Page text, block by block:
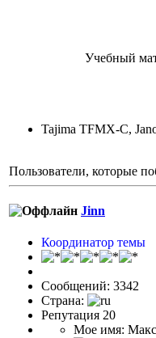
Учебный
Tajima TFMX-C,
Пользователи, которые
Jinn
Координатор темы
Сообщений: 3342
Страна:
Репутация 20
Мое имя: